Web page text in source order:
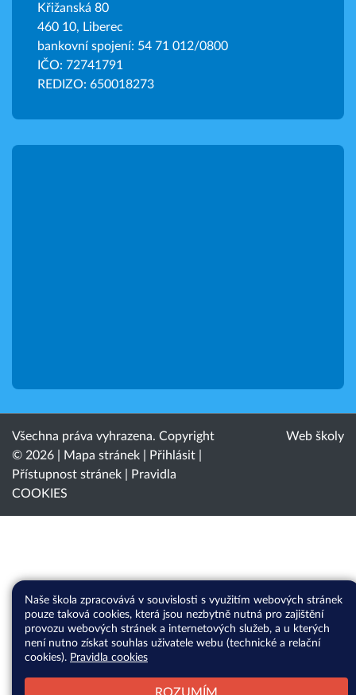
Křižanská 80
460 10, Liberec
bankovní spojení: 54 71 012/0800
IČO: 72741791
REDIZO: 650018273
Všechna práva vyhrazena. Copyright
© 2026 |
Mapa stránek Přihlásit
Přístupnost stránek
Pravidla
COOKIES
Web školy
Naše škola zpracovává v souvislosti s využitím webových stránek
pouze taková cookies, která jsou nezbytně nutná pro zajištění
provozu webových stránek a internetových služeb, a u kterých
není nutno získat souhlas uživatele webu (technické a relační
cookies). Pravidla cookies